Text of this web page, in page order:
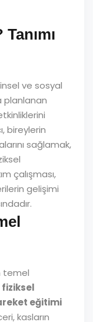
ve sosyal
planlanan
bireylerin
sağlamak,
çalışması,
gelişimi
temel
fiziksel
eğitimi
kasların